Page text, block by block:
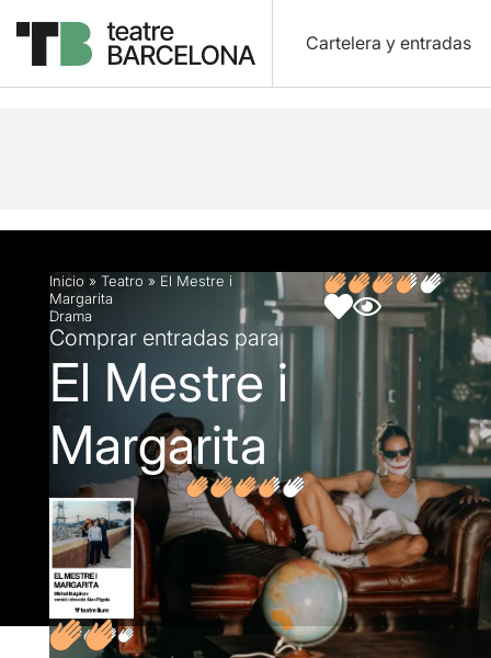
Cartelera y entradas
Descripción Ficha artística Fotos y vídeos
Inicio » Teatro » El Mestre i
Margarita
Drama
Comprar entradas para
El Mestre i
Margarita